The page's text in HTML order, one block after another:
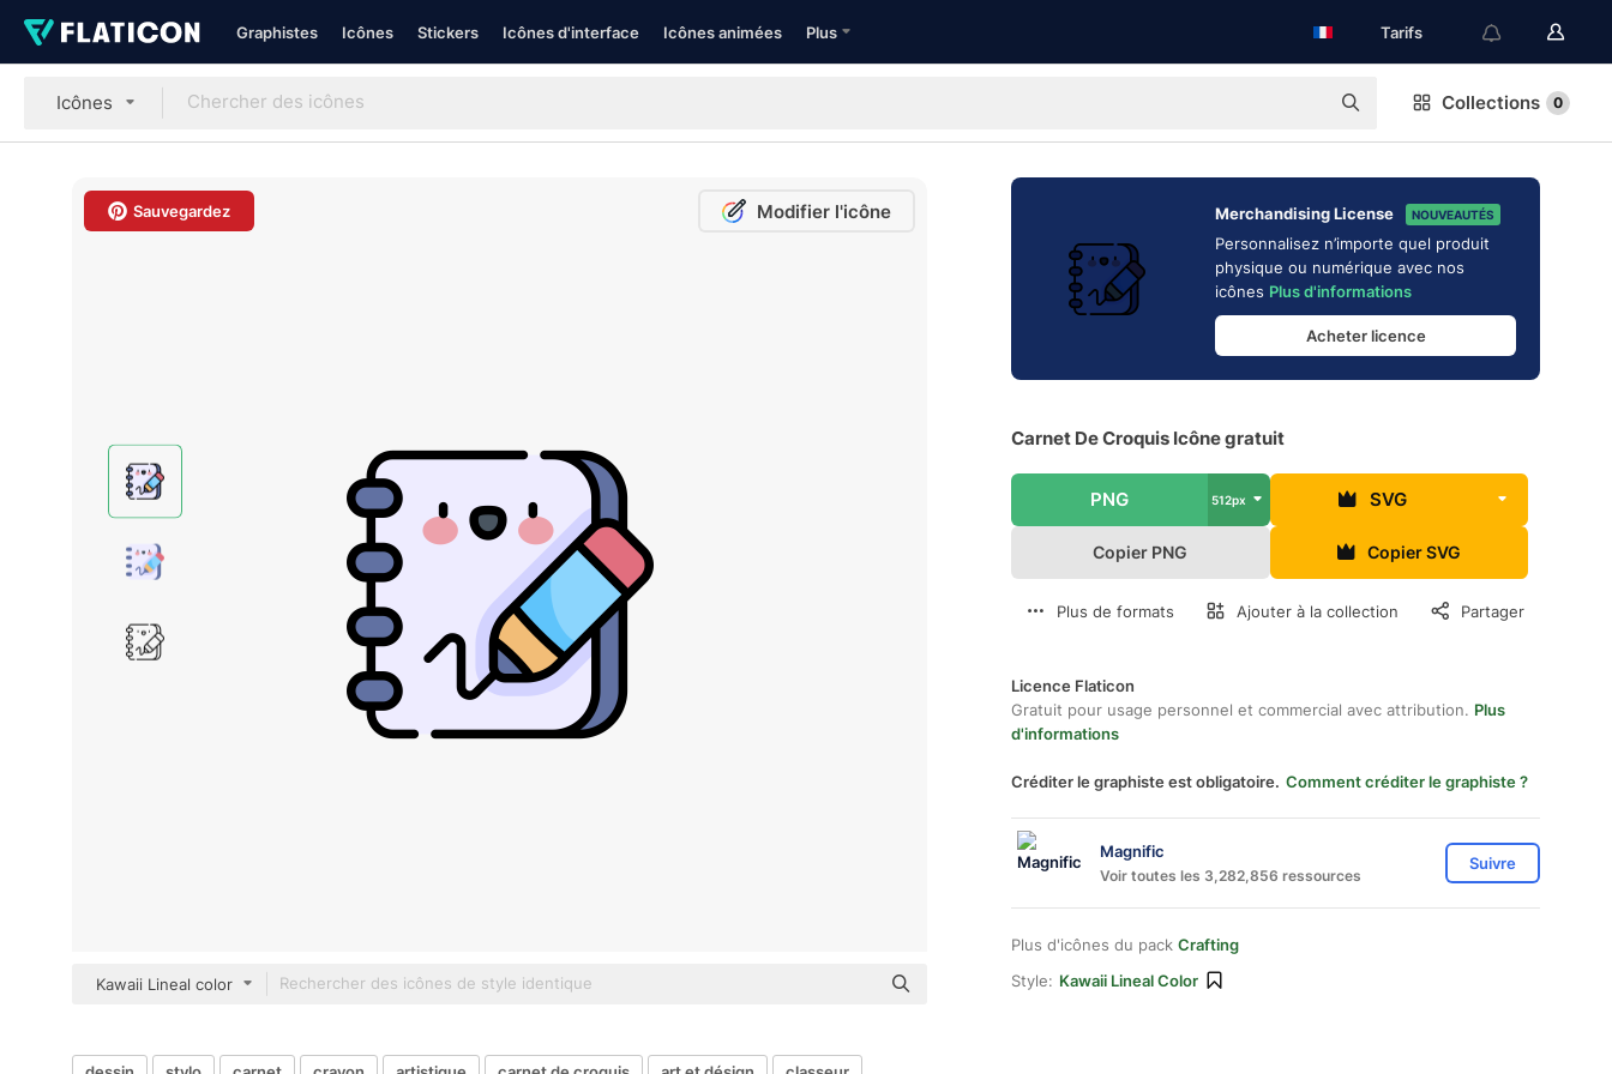
Graphistes Icônes Stickers Icônes d'interface Icônes animées Plus Tarifs
Icônes Collections 0
Sauvegardez Modifier l'icône
Kawaii Lineal color
Merchandising License NOUVEAUTÉS
Personnalisez n’importe quel produit
physique ou numérique avec nos
icônes Plus d'informations
Acheter licence
Carnet De Croquis Icône gratuit
PNG 512px SVG
Copier PNG Copier SVG
Plus de formats Ajouter à la collection Partager
Licence Flaticon
Gratuit pour usage personnel et commercial avec attribution. Plus
d'informations
Créditer le graphiste est obligatoire. Comment créditer le graphiste ?
Magnific
Voir toutes les 3,282,856 ressources
Suivre
Plus d'icônes du pack Crafting
Style: Kawaii Lineal Color